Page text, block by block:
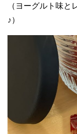
（ヨーグルト味と
♪）